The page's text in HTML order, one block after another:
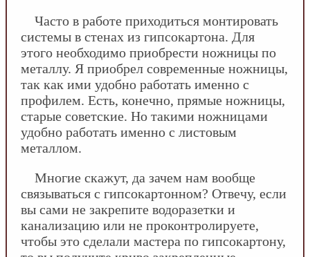
Часто в работе приходиться монтировать
системы в стенах из гипсокартона. Для
этого необходимо приобрести ножницы по
металлу. Я приобрел современные ножницы,
так как ими удобно работать именно с
профилем. Есть, конечно, прямые ножницы,
старые советские. Но такими ножницами
удобно работать именно с листовым
металлом.
Многие скажут, да зачем нам вообще
связываться с гипсокартонном? Отвечу, если
вы сами не закрепите водоразетки и
канализацию или не проконтролируете,
чтобы это сделали мастера по гипсокартону,